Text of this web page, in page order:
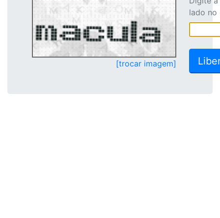
[trocar imagem]
lado no